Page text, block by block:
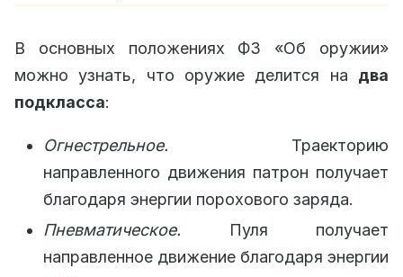
В основных положениях ФЗ «Об оружии»
можно узнать, что оружие делится на два
подкласса:
Огнестрельное. Траекторию
направленного движения патрон получает
благодаря энергии порохового заряда.
Пневматическое.
Пуля получает
направленное движение благодаря энергии